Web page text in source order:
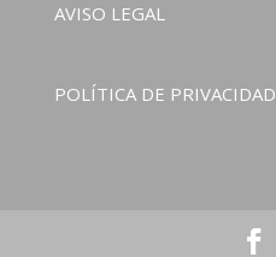
AVISO LEGAL
POLÍTICA DE PRIVACIDAD